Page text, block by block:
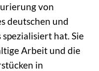
von
deutschen und
hat. Sie
Arbeit und die
in